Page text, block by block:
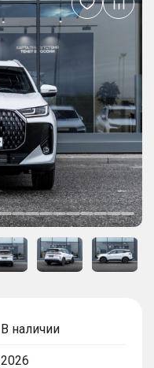
В наличии
2026
Добавить
в
избранное